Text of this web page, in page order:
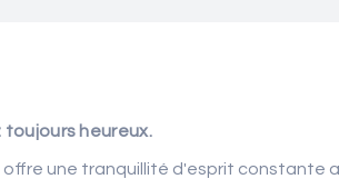
heureux.
offre une tranquillité d'esprit constante